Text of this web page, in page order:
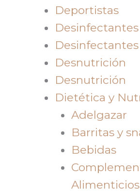
Deportistas
Desinfectantes
Desinfectantes
Desnutrición
Desnutrición
Dietética y
Adelgazar
Barritas y
Bebidas
Alimenticios